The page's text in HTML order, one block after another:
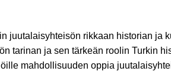
juutalaisyhteisön rikkaan historian ja
tarinan ja sen tärkeän roolin Turkin
mahdollisuuden oppia